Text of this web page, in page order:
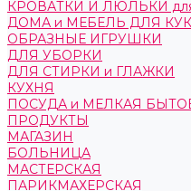
КРОВАТКИ И ЛЮЛЬКИ для
ДОМА и МЕБЕЛЬ ДЛЯ
ОБРАЗНЫЕ ИГРУШКИ
ДЛЯ УБОРКИ
ДЛЯ СТИРКИ и ГЛАЖКИ
КУХНЯ
ПОСУДА и МЕЛКАЯ
ПРОДУКТЫ
МАГАЗИН
БОЛЬНИЦА
МАСТЕРСКАЯ
ПАРИКМАХЕРСКАЯ